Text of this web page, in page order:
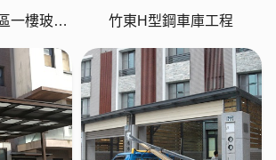
一樓玻璃
竹東H型鋼車庫工程